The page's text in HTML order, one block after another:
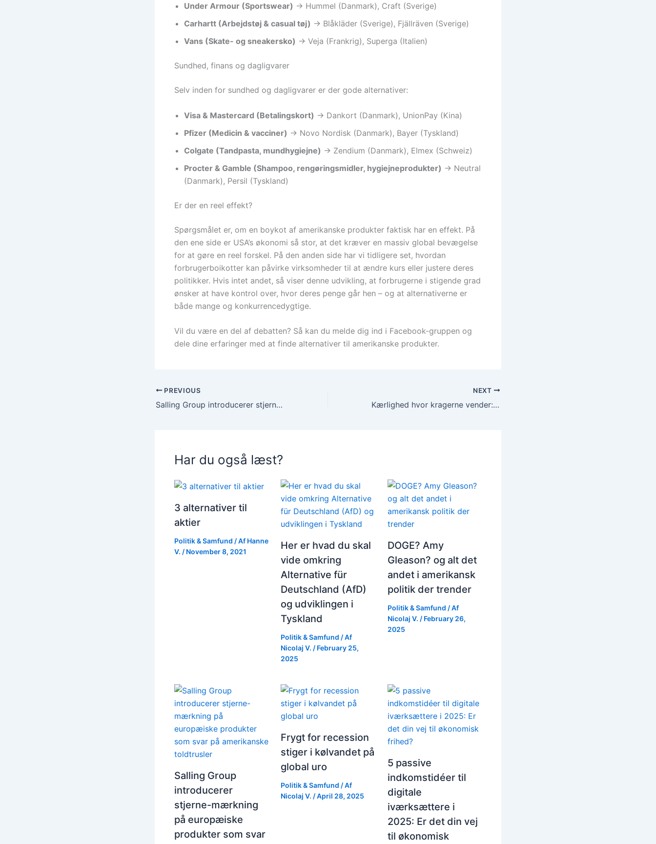
Under Armour (Sportswear) → Hummel (Danmark), Craft (Sverige)
Carhartt (Arbejdstøj & casual tøj) → Blåkläder (Sverige), Fjällräven (Sverige)
Vans (Skate- og sneakersko) → Veja (Frankrig), Superga (Italien)
Sundhed, finans og dagligvarer
Selv inden for sundhed og dagligvarer er der gode alternativer:
Visa & Mastercard (Betalingskort) → Dankort (Danmark), UnionPay (Kina)
Pfizer (Medicin & vacciner) → Novo Nordisk (Danmark), Bayer (Tyskland)
Colgate (Tandpasta, mundhygiejne) → Zendium (Danmark), Elmex (Schweiz)
Procter & Gamble (Shampoo, rengøringsmidler, hygiejneprodukter) → Neutral
(Danmark), Persil (Tyskland)
Er der en reel effekt?
Spørgsmålet er, om en boykot af amerikanske produkter faktisk har en effekt. På
den ene side er USA’s økonomi så stor, at det kræver en massiv global bevægelse
for at gøre en reel forskel. På den anden side har vi tidligere set, hvordan
forbrugerboikotter kan påvirke virksomheder til at ændre kurs eller justere deres
politikker. Hvis intet andet, så viser denne udvikling, at forbrugerne i stigende grad
ønsker at have kontrol over, hvor deres penge går hen – og at alternativerne er
både mange og konkurrencedygtige.
Vil du være en del af debatten? Så kan du melde dig ind i Facebook-gruppen og
dele dine erfaringer med at finde alternativer til amerikanske produkter.
PREVIOUS
Salling Group introducerer stjerne-mærkning på europæiske produkter som svar på amerikanske toldtrusler
NEXT
Kærlighed hvor kragerne vender: Reality-programmet, der vinder danskernes hjerter
Har du også læst?
3 alternativer til
aktier
Politik & Samfund / Af Hanne
V. / November 8, 2021
Her er hvad du skal
vide omkring
Alternative für
Deutschland (AfD)
og udviklingen i
Tyskland
Politik & Samfund / Af
Nicolaj V. / February 25,
2025
DOGE? Amy
Gleason? og alt det
andet i amerikansk
politik der trender
Politik & Samfund / Af
Nicolaj V. / February 26,
2025
Salling Group
introducerer
stjerne-mærkning
på europæiske
produkter som svar
Frygt for recession
stiger i kølvandet på
global uro
Politik & Samfund / Af
Nicolaj V. /April 28, 2025
5 passive
indkomstidéer til
digitale
iværksættere i
2025: Er det din vej
til økonomisk